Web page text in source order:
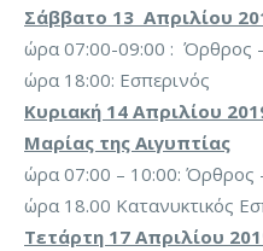
Σάββατο 13 Απριλίου
ώρα 07:00-09:00 : Όρθρος –
ώρα 18:00: Εσπερινός
Κυριακή 14 Απριλίου
Μαρίας της Αιγυπτίας
ώρα 07:00 – 10:00: Όρθρος
ώρα 18.00 Κατανυκτικός
Τετάρτη 17 Απριλίου